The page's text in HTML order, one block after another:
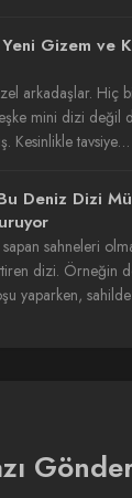
Gizem ve
arkadaşlar. Hiç
mini dizi değil
Kesinlikle tavsiye…
Deniz Dizi
sapan sahneleri
dizi. Örneğin
yaparken, sahilde